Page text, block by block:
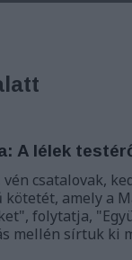
A lélek
csatalovak,
amely a
folytatja,
mellén sírtuk ki